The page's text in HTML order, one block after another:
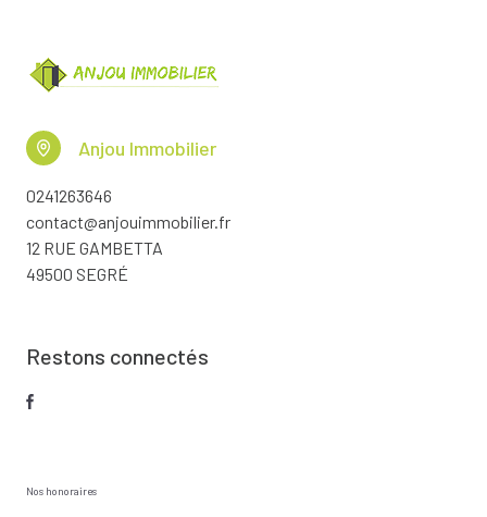
Anjou Immobilier
0241263646
contact@anjouimmobilier.fr
12 RUE GAMBETTA
49500 SEGRÉ
Restons connectés
Nos honoraires